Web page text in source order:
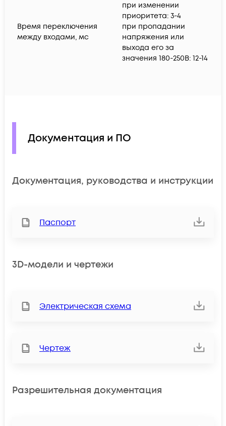
Время переключения
между входами, мс
при изменении
приоритета: 3-4
при пропадании
напряжения или
выхода его за
значения 180-250В: 12-14
Документация и ПО
Документация, руководства и инструкции
Паспорт
3D-модели и чертежи
Электрическая схема
Чертеж
Разрешительная документация